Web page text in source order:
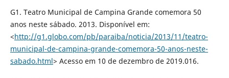
G1. Teatro Municipal de Campina Grande comemora 50
anos neste sábado. 2013. Disponível em:
<http://g1.globo.com/pb/paraiba/noticia/2013/11/teatro-
municipal-de-campina-grande-comemora-50-anos-neste-
sabado.html> Acesso em 10 de dezembro de 2019.016.